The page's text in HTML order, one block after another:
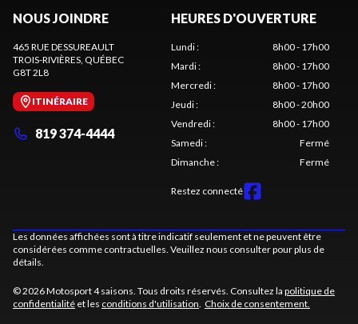
NOUS JOINDRE
465 RUE DESSUREAULT
TROIS-RIVIÈRES, QUÉBEC
G8T 2L8
ITINÉRAIRE
819 374-4444
HEURES D'OUVERTURE
Lundi:
8h00 - 17h00
Mardi:
8h00 - 17h00
Mercredi:
8h00 - 17h00
Jeudi:
8h00 - 20h00
Vendredi:
8h00 - 17h00
Samedi:
Fermé
Dimanche: Fermé
Restez connecté
Les données affichées sont à titre indicatif seulement et ne peuvent être
considérées comme contractuelles. Veuillez nous consulter pour plus de
détails.
© 2026 Motosport 4 saisons. Tous droits réservés. Consultez la politique de
confidentialité et les conditions d'utilisation. Choix de consentement.